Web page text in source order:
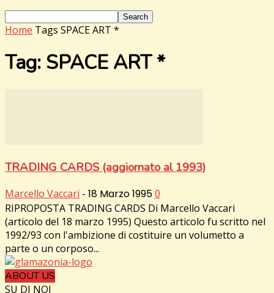
Home Tags SPACE ART *
Tag: SPACE ART *
TRADING CARDS (aggiornato al 1993)
Marcello Vaccari - 18 Marzo 19950
RIPROPOSTA TRADING CARDS Di Marcello Vaccari
(articolo del 18 marzo 1995) Questo articolo fu scritto nel
1992/93 con l'ambizione di costituire un volumetto a
parte o un corposo...
ABOUT US
SU DI NOI